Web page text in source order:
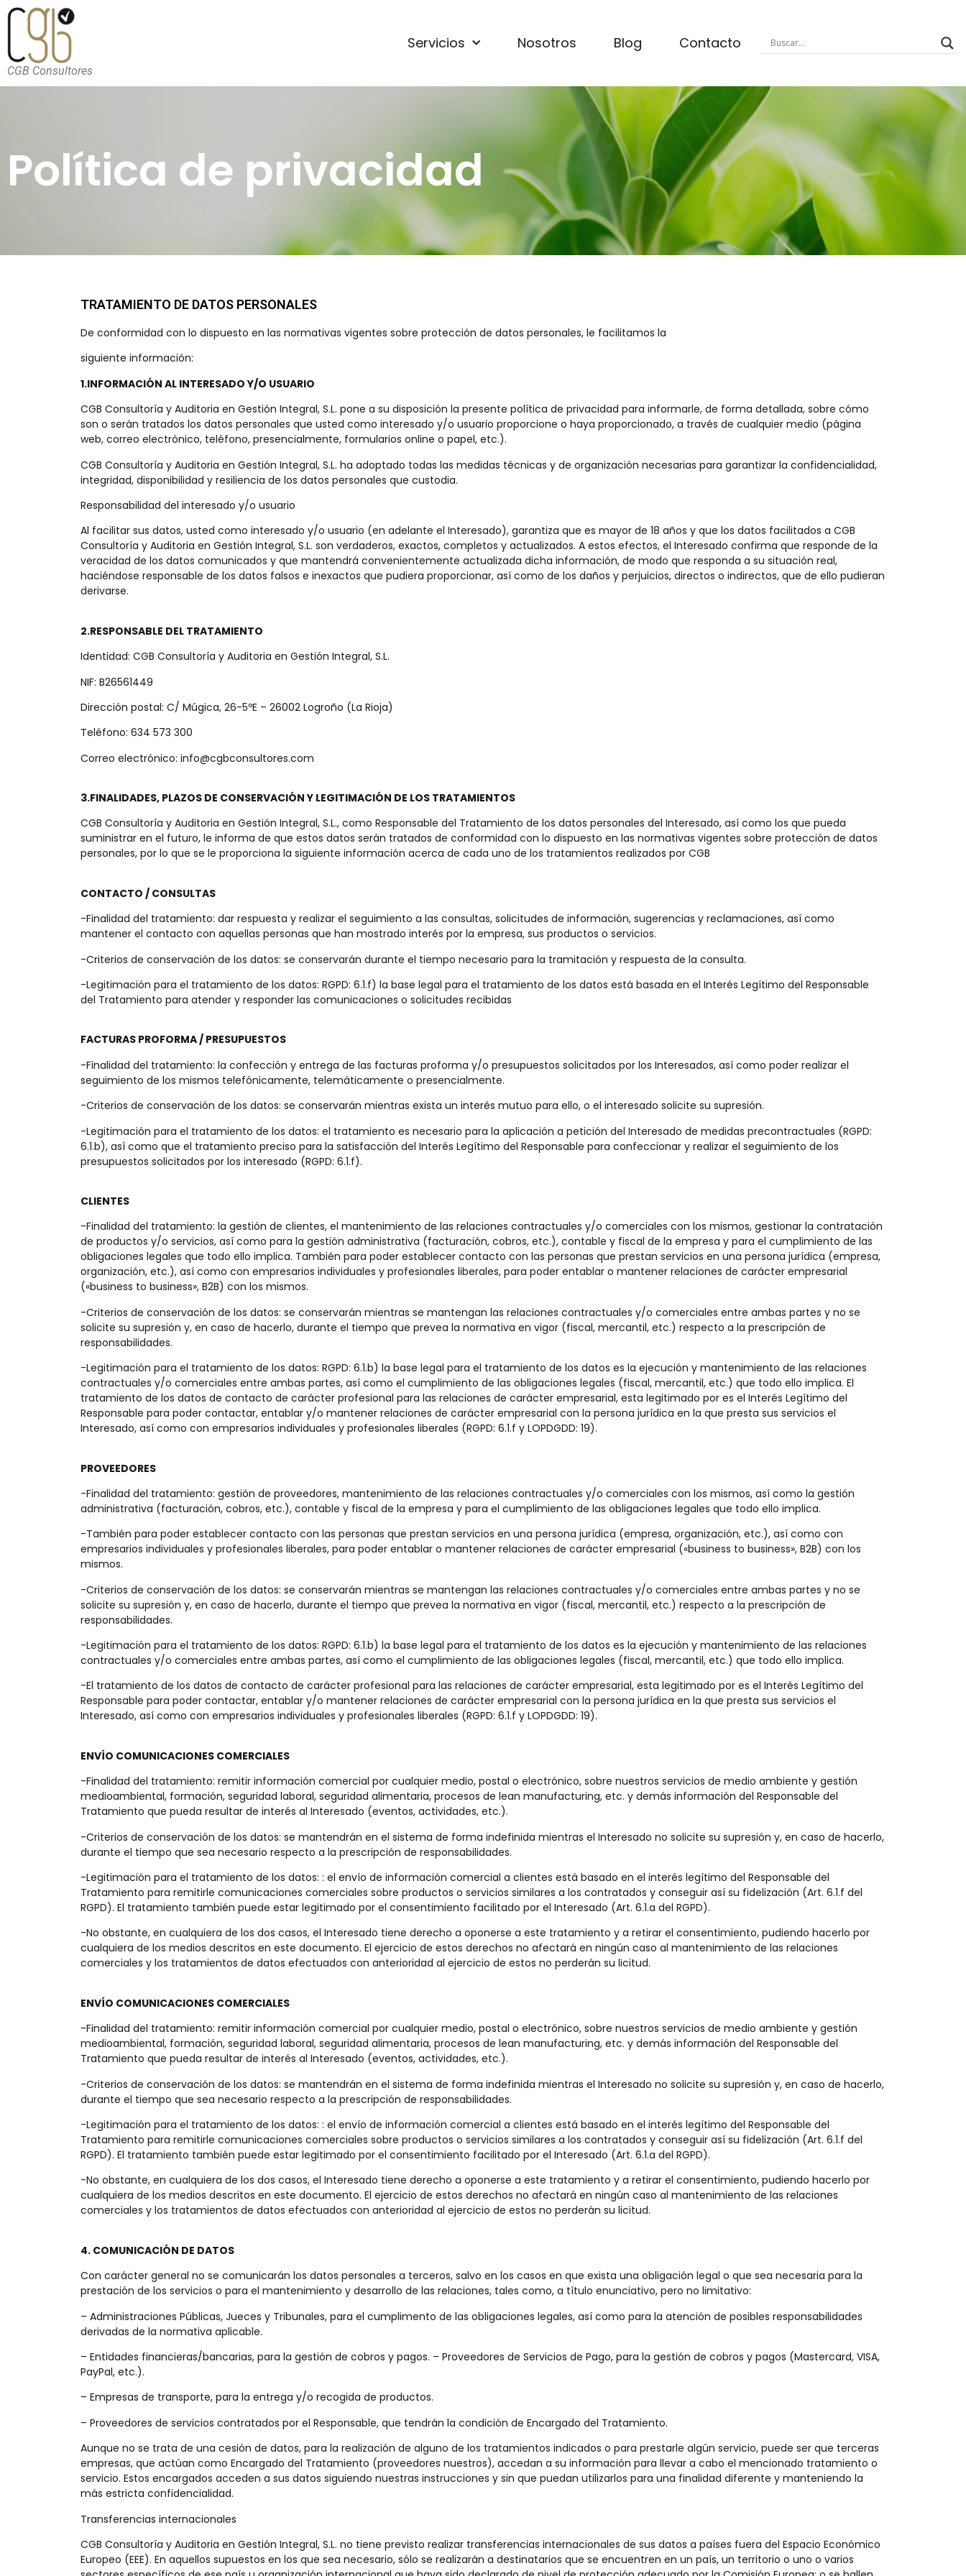
CGB Consultores
Servicios Nosotros Blog Contacto
Política de privacidad
TRATAMIENTO DE DATOS PERSONALES
De conformidad con lo dispuesto en las normativas vigentes sobre protección de datos personales, le facilitamos la
siguiente información:
1.INFORMACIÓN AL INTERESADO Y/O USUARIO
CGB Consultoría y Auditoria en Gestión Integral, S.L. pone a su disposición la presente política de privacidad para informarle, de forma detallada, sobre cómo
son o serán tratados los datos personales que usted como interesado y/o usuario proporcione o haya proporcionado, a través de cualquier medio (página
web, correo electrónico, teléfono, presencialmente, formularios online o papel, etc.).
CGB Consultoría y Auditoria en Gestión Integral, S.L. ha adoptado todas las medidas técnicas y de organización necesarias para garantizar la confidencialidad,
integridad, disponibilidad y resiliencia de los datos personales que custodia.
Responsabilidad del interesado y/o usuario
Al facilitar sus datos, usted como interesado y/o usuario (en adelante el Interesado), garantiza que es mayor de 18 años y que los datos facilitados a CGB
Consultoría y Auditoria en Gestión Integral, S.L. son verdaderos, exactos, completos y actualizados. A estos efectos, el Interesado confirma que responde de la
veracidad de los datos comunicados y que mantendrá convenientemente actualizada dicha información, de modo que responda a su situación real,
haciéndose responsable de los datos falsos e inexactos que pudiera proporcionar, así como de los daños y perjuicios, directos o indirectos, que de ello pudieran
derivarse.
2.RESPONSABLE DEL TRATAMIENTO
Identidad: CGB Consultoría y Auditoria en Gestión Integral, S.L.
NIF: B26561449
Dirección postal: C/ Múgica, 26-5ºE – 26002 Logroño (La Rioja)
Teléfono: 634 573 300
Correo electrónico: info@cgbconsultores.com
3.FINALIDADES, PLAZOS DE CONSERVACIÓN Y LEGITIMACIÓN DE LOS TRATAMIENTOS
CGB Consultoría y Auditoria en Gestión Integral, S.L., como Responsable del Tratamiento de los datos personales del Interesado, así como los que pueda
suministrar en el futuro, le informa de que estos datos serán tratados de conformidad con lo dispuesto en las normativas vigentes sobre protección de datos
personales, por lo que se le proporciona la siguiente información acerca de cada uno de los tratamientos realizados por CGB
CONTACTO / CONSULTAS
-Finalidad del tratamiento: dar respuesta y realizar el seguimiento a las consultas, solicitudes de información, sugerencias y reclamaciones, así como
mantener el contacto con aquellas personas que han mostrado interés por la empresa, sus productos o servicios.
-Criterios de conservación de los datos: se conservarán durante el tiempo necesario para la tramitación y respuesta de la consulta.
-Legitimación para el tratamiento de los datos: RGPD: 6.1.f) la base legal para el tratamiento de los datos está basada en el Interés Legítimo del Responsable
del Tratamiento para atender y responder las comunicaciones o solicitudes recibidas
FACTURAS PROFORMA / PRESUPUESTOS
-Finalidad del tratamiento: la confección y entrega de las facturas proforma y/o presupuestos solicitados por los Interesados, así como poder realizar el
seguimiento de los mismos telefónicamente, telemáticamente o presencialmente.
-Criterios de conservación de los datos: se conservarán mientras exista un interés mutuo para ello, o el interesado solicite su supresión.
-Legitimación para el tratamiento de los datos: el tratamiento es necesario para la aplicación a petición del Interesado de medidas precontractuales (RGPD:
6.1.b), así como que el tratamiento preciso para la satisfacción del Interés Legítimo del Responsable para confeccionar y realizar el seguimiento de los
presupuestos solicitados por los interesado (RGPD: 6.1.f).
CLIENTES
-Finalidad del tratamiento: la gestión de clientes, el mantenimiento de las relaciones contractuales y/o comerciales con los mismos, gestionar la contratación
de productos y/o servicios, así como para la gestión administrativa (facturación, cobros, etc.), contable y fiscal de la empresa y para el cumplimiento de las
obligaciones legales que todo ello implica. También para poder establecer contacto con las personas que prestan servicios en una persona jurídica (empresa,
organización, etc.), así como con empresarios individuales y profesionales liberales, para poder entablar o mantener relaciones de carácter empresarial
(«business to business», B2B) con los mismos.
-Criterios de conservación de los datos: se conservarán mientras se mantengan las relaciones contractuales y/o comerciales entre ambas partes y no se
solicite su supresión y, en caso de hacerlo, durante el tiempo que prevea la normativa en vigor (fiscal, mercantil, etc.) respecto a la prescripción de
responsabilidades.
-Legitimación para el tratamiento de los datos: RGPD: 6.1.b) la base legal para el tratamiento de los datos es la ejecución y mantenimiento de las relaciones
contractuales y/o comerciales entre ambas partes, así como el cumplimiento de las obligaciones legales (fiscal, mercantil, etc.) que todo ello implica. El
tratamiento de los datos de contacto de carácter profesional para las relaciones de carácter empresarial, esta legitimado por es el Interés Legítimo del
Responsable para poder contactar, entablar y/o mantener relaciones de carácter empresarial con la persona jurídica en la que presta sus servicios el
Interesado, así como con empresarios individuales y profesionales liberales (RGPD: 6.1.f y LOPDGDD: 19).
PROVEEDORES
-Finalidad del tratamiento: gestión de proveedores, mantenimiento de las relaciones contractuales y/o comerciales con los mismos, así como la gestión
administrativa (facturación, cobros, etc.), contable y fiscal de la empresa y para el cumplimiento de las obligaciones legales que todo ello implica.
-También para poder establecer contacto con las personas que prestan servicios en una persona jurídica (empresa, organización, etc.), así como con
empresarios individuales y profesionales liberales, para poder entablar o mantener relaciones de carácter empresarial («business to business», B2B) con los
mismos.
-Criterios de conservación de los datos: se conservarán mientras se mantengan las relaciones contractuales y/o comerciales entre ambas partes y no se
solicite su supresión y, en caso de hacerlo, durante el tiempo que prevea la normativa en vigor (fiscal, mercantil, etc.) respecto a la prescripción de
responsabilidades.
-Legitimación para el tratamiento de los datos: RGPD: 6.1.b) la base legal para el tratamiento de los datos es la ejecución y mantenimiento de las relaciones
contractuales y/o comerciales entre ambas partes, así como el cumplimiento de las obligaciones legales (fiscal, mercantil, etc.) que todo ello implica.
-El tratamiento de los datos de contacto de carácter profesional para las relaciones de carácter empresarial, esta legitimado por es el Interés Legítimo del
Responsable para poder contactar, entablar y/o mantener relaciones de carácter empresarial con la persona jurídica en la que presta sus servicios el
Interesado, así como con empresarios individuales y profesionales liberales (RGPD: 6.1.f y LOPDGDD: 19).
ENVÍO COMUNICACIONES COMERCIALES
-Finalidad del tratamiento: remitir información comercial por cualquier medio, postal o electrónico, sobre nuestros servicios de medio ambiente y gestión
medioambiental, formación, seguridad laboral, seguridad alimentaria, procesos de lean manufacturing, etc. y demás información del Responsable del
Tratamiento que pueda resultar de interés al Interesado (eventos, actividades, etc.).
-Criterios de conservación de los datos: se mantendrán en el sistema de forma indefinida mientras el Interesado no solicite su supresión y, en caso de hacerlo,
durante el tiempo que sea necesario respecto a la prescripción de responsabilidades.
-Legitimación para el tratamiento de los datos: : el envío de información comercial a clientes está basado en el interés legítimo del Responsable del
Tratamiento para remitirle comunicaciones comerciales sobre productos o servicios similares a los contratados y conseguir así su fidelización (Art. 6.1.f del
RGPD). El tratamiento también puede estar legitimado por el consentimiento facilitado por el Interesado (Art. 6.1.a del RGPD).
-No obstante, en cualquiera de los dos casos, el Interesado tiene derecho a oponerse a este tratamiento y a retirar el consentimiento, pudiendo hacerlo por
cualquiera de los medios descritos en este documento. El ejercicio de estos derechos no afectará en ningún caso al mantenimiento de las relaciones
comerciales y los tratamientos de datos efectuados con anterioridad al ejercicio de estos no perderán su licitud.
ENVÍO COMUNICACIONES COMERCIALES
-Finalidad del tratamiento: remitir información comercial por cualquier medio, postal o electrónico, sobre nuestros servicios de medio ambiente y gestión
medioambiental, formación, seguridad laboral, seguridad alimentaria, procesos de lean manufacturing, etc. y demás información del Responsable del
Tratamiento que pueda resultar de interés al Interesado (eventos, actividades, etc.).
-Criterios de conservación de los datos: se mantendrán en el sistema de forma indefinida mientras el Interesado no solicite su supresión y, en caso de hacerlo,
durante el tiempo que sea necesario respecto a la prescripción de responsabilidades.
-Legitimación para el tratamiento de los datos: : el envío de información comercial a clientes está basado en el interés legítimo del Responsable del
Tratamiento para remitirle comunicaciones comerciales sobre productos o servicios similares a los contratados y conseguir así su fidelización (Art. 6.1.f del
RGPD). El tratamiento también puede estar legitimado por el consentimiento facilitado por el Interesado (Art. 6.1.a del RGPD).
-No obstante, en cualquiera de los dos casos, el Interesado tiene derecho a oponerse a este tratamiento y a retirar el consentimiento, pudiendo hacerlo por
cualquiera de los medios descritos en este documento. El ejercicio de estos derechos no afectará en ningún caso al mantenimiento de las relaciones
comerciales y los tratamientos de datos efectuados con anterioridad al ejercicio de estos no perderán su licitud.
4. COMUNICACIÓN DE DATOS
Con carácter general no se comunicarán los datos personales a terceros, salvo en los casos en que exista una obligación legal o que sea necesaria para la
prestación de los servicios o para el mantenimiento y desarrollo de las relaciones, tales como, a título enunciativo, pero no limitativo:
– Administraciones Públicas, Jueces y Tribunales, para el cumplimento de las obligaciones legales, así como para la atención de posibles responsabilidades
derivadas de la normativa aplicable.
– Entidades financieras/bancarias, para la gestión de cobros y pagos. – Proveedores de Servicios de Pago, para la gestión de cobros y pagos (Mastercard, VISA,
PayPal, etc.).
– Empresas de transporte, para la entrega y/o recogida de productos.
– Proveedores de servicios contratados por el Responsable, que tendrán la condición de Encargado del Tratamiento.
Aunque no se trata de una cesión de datos, para la realización de alguno de los tratamientos indicados o para prestarle algún servicio, puede ser que terceras
empresas, que actúan como Encargado del Tratamiento (proveedores nuestros), accedan a su información para llevar a cabo el mencionado tratamiento o
servicio. Estos encargados acceden a sus datos siguiendo nuestras instrucciones y sin que puedan utilizarlos para una finalidad diferente y manteniendo la
más estricta confidencialidad.
Transferencias internacionales
CGB Consultoría y Auditoria en Gestión Integral, S.L. no tiene previsto realizar transferencias internacionales de sus datos a países fuera del Espacio Económico
Europeo (EEE). En aquellos supuestos en los que sea necesario, sólo se realizarán a destinatarios que se encuentren en un país, un territorio o uno o varios